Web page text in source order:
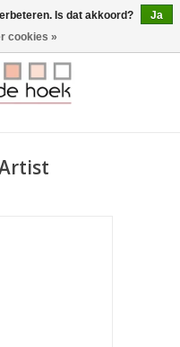
0 Artikelen - €0,00
Is dat akkoord?
Ja
cookies »